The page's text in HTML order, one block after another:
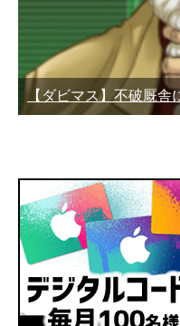
【ダビマス】不破厩